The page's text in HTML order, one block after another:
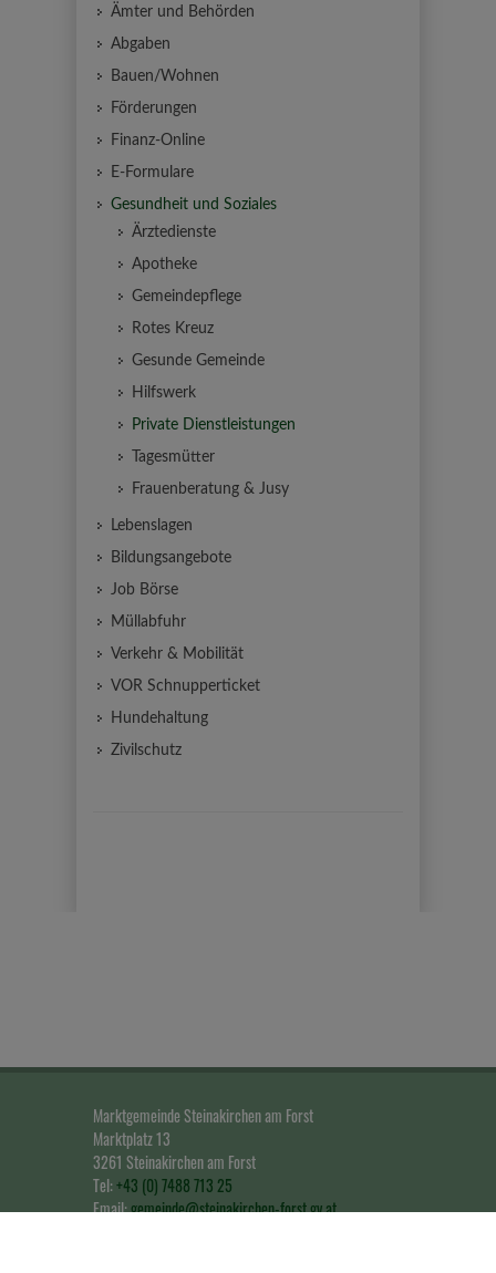
Ämter und Behörden
Abgaben
Bauen/Wohnen
Förderungen
Finanz-Online
E-Formulare
Gesundheit und Soziales
Ärztedienste
Apotheke
Gemeindepflege
Rotes Kreuz
Gesunde Gemeinde
Hilfswerk
Private Dienstleistungen
Tagesmütter
Frauenberatung & Jusy
Lebenslagen
Bildungsangebote
Job Börse
Müllabfuhr
Verkehr & Mobilität
VOR Schnupperticket
Hundehaltung
Zivilschutz
Marktgemeinde Steinakirchen am Forst
Marktplatz 13
3261 Steinakirchen am Forst
Tel:+43 (0) 7488 713 25
Email:gemeinde@steinakirchen-forst.gv.at